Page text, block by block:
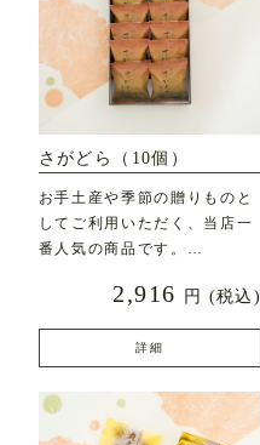
さがどら（10個）
お手土産や季節の贈りものと
してご利用いただく、当店一
番人気の商品です。
2,916 円 (税込)
詳細